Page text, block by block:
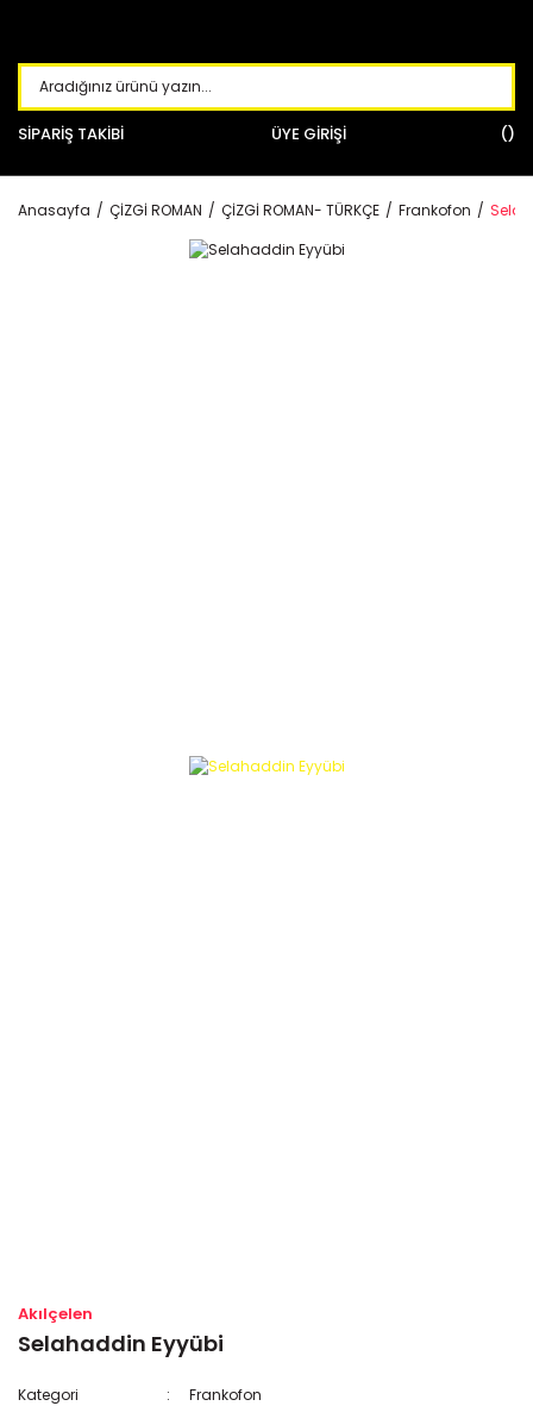
SİPARİŞ TAKİBİ ÜYE GİRİŞİ
Anasayfa ÇİZGİ ROMAN ÇİZGİ ROMAN- TÜRKÇE Frankofon
Akılçelen
Selahaddin Eyyübi
Kategori
Frankofon